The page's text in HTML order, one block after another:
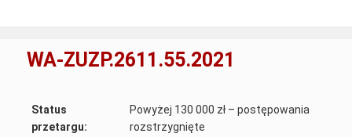
WA-ZUZP.2611.55.2021
Status
przetargu:
Powyżej 130 000 zł – postępowania
rozstrzygnięte